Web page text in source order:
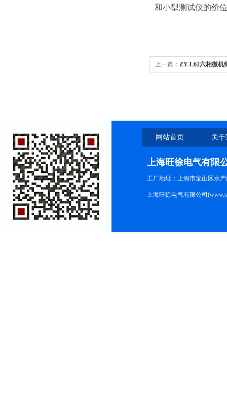
和小型测试仪的价
上一篇： ZY-L62六相微机
网站首页 关
上海旺徐电气有限
工厂地址：上海市宝山区水产
上海旺徐电气有限公司